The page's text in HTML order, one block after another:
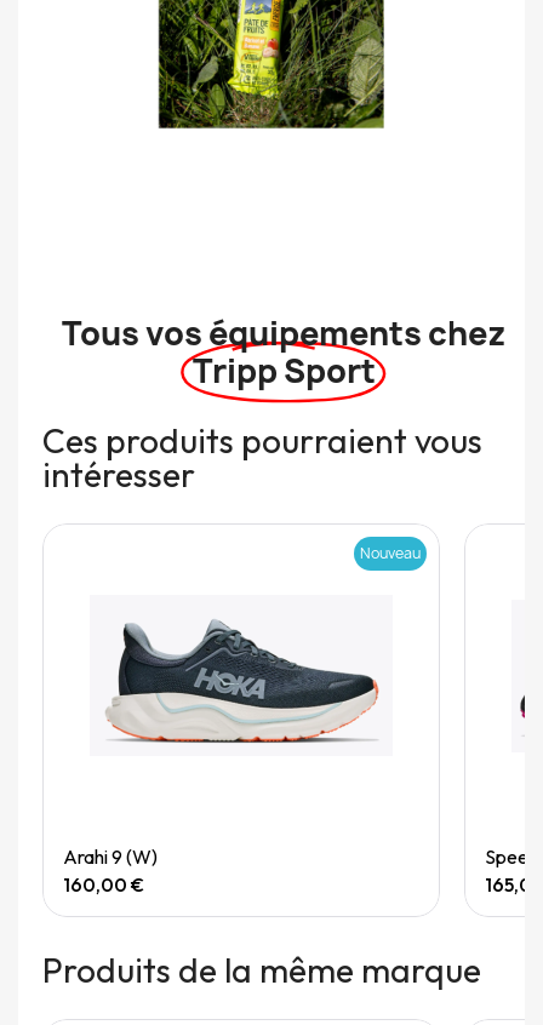
Tous vos équipements chez
Tripp Sport
Ces produits pourraient vous
intéresser
Nouveau
Arahi 9 (W)
160,00 €
Produits de la même marque